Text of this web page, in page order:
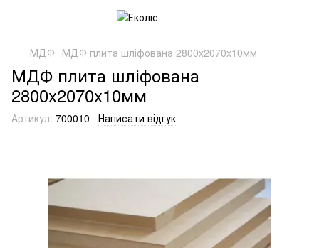
МДФ МДФ плита шліфована 2800x2070x10мм
МДФ плита шліфована
2800x2070x10мм
Артикул: 700010 Написати відгук